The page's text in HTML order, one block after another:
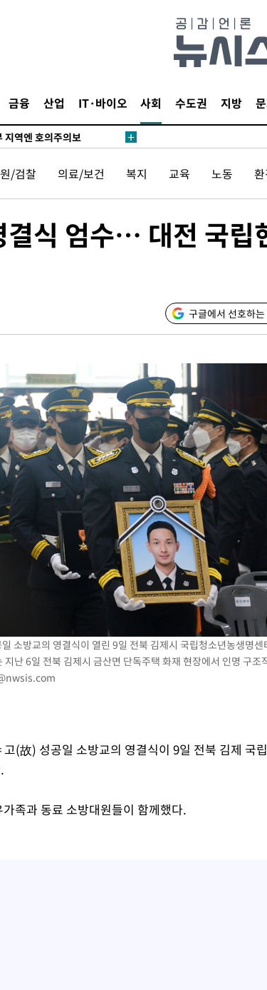
금융 산업 IT·바이오 사회 수도권 지방
표…金 47.75%·鄭
7번 의미보단 팀 위해 뛸
30㎜ '강한 비'[내일날씨]
역엔 호의주의보
기고 담벼락 붕괴
정가 1.3억원
과 한일전
·1명 실종
더위, 열대야 계속[다음주
망과 걱정 안겨드려 죄송"
㎜ 비
배상 선행돼야"
…박선원·최민희·서미화·
득표율 45.42%로 1위… 정
표…金 47.75%·鄭
7번 의미보단 팀 위해 뛸
원 투표 김민석 승리
㎜ '강한 비'[내일날씨]
꼈고, 많은 트로피 원해 아틀
역엔 호의주의보
명 돌파
기고 담벼락 붕괴
본과 한일전
망·1명 실종
더위, 열대야 계속[다음주
스닥 1.3%↑
/검찰 의료/보건 복지 교육 노동
식 엄수… 대전 국립
구글에서 선호하
소방교의 영결식이 열린 9일 전북 김제시 국립청소년농생명
난 6일 전북 김제시 금산면 단독주택 화재 현장에서 인명 구조
(故) 성공일 소방교의 영결식이 9일 전북 김제 국
족과 동료 소방대원들이 함께했다.